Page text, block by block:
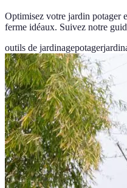
Optimisez votre jardin potager
ferme idéaux. Suivez notre
outils de jardinagepotager